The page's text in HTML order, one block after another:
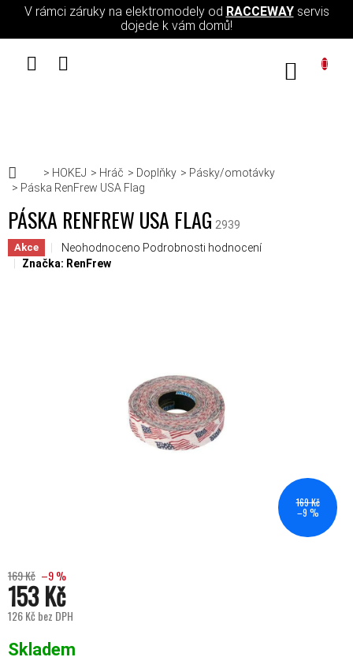
Přejít na obsah
V rámci záruky na elektromodely od RACCEWAYservis
dojede k vám domů!
Domů
HOKEJ Hráč Doplňky
Pásky/omotávky
Páska RenFrew USA Flag
PÁSKA RENFREW USA FLAG 2939
Akce Průměrné hodnocení produktu je 0,0 z 5 hvězdiček.
Neohodnoceno Podrobnosti hodnocení
Značka: RenFrew
169 Kč
–9 %
169 Kč –9 %
153 Kč
126 Kč bez DPH
Skladem